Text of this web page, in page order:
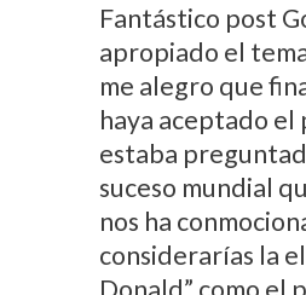
Fantástico post
apropiado el
me alegro que
haya aceptado el
estaba
suceso mundial
nos ha
considerarías la
Donald” como el